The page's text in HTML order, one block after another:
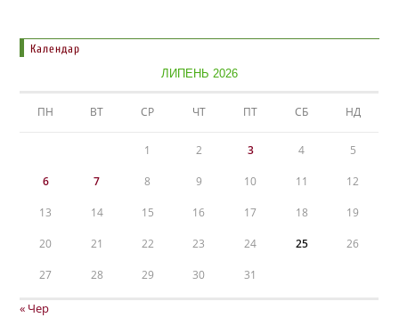
Календар
ЛИПЕНЬ 2026
ПН ВТ СР ЧТ ПТ СБ НД
1 2 3 4 5
6 7 8 9 10 11 12
13 14 15 16 17 18 19
20 21 22 23 24 25 26
27 28 29 30 31
« Чер